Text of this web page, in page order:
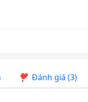
Đánh giá (3)